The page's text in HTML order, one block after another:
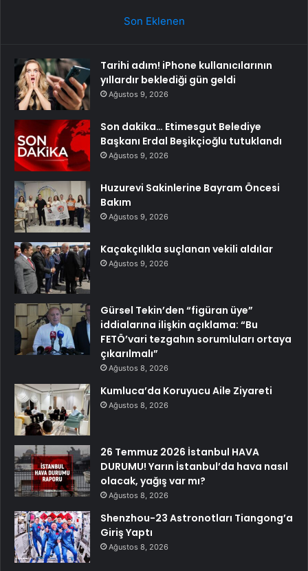
Son Eklenen
Tarihi adım! iPhone kullanıcılarının
yıllardır beklediği gün geldi
Ağustos 9, 2026
Son dakika… Etimesgut Belediye
Başkanı Erdal Beşikçioğlu tutuklandı
Ağustos 9, 2026
Huzurevi Sakinlerine Bayram Öncesi
Bakım
Ağustos 9, 2026
Kaçakçılıkla suçlanan vekili aldılar
Ağustos 9, 2026
Gürsel Tekin’den “figüran üye”
iddialarına ilişkin açıklama: “Bu
FETÖ’vari tezgahın sorumluları ortaya
çıkarılmalı”
Ağustos 8, 2026
Kumluca’da Koruyucu Aile Ziyareti
Ağustos 8, 2026
26 Temmuz 2026 İstanbul HAVA
DURUMU! Yarın İstanbul’da hava nasıl
olacak, yağış var mı?
Ağustos 8, 2026
Shenzhou-23 Astronotları Tiangong’a
Giriş Yaptı
Ağustos 8, 2026